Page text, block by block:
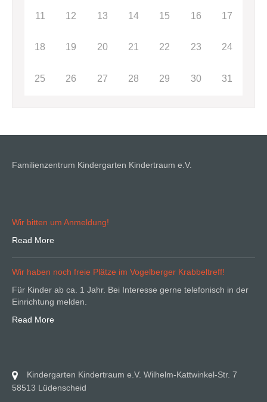
11 12 13 14 15 16 17
18 19 20 21 22 23 24
25 26 27 28 29 30 31
Familienzentrum Kindergarten Kindertraum e.V.
Wir bitten um Anmeldung!
Read More
Wir haben noch freie Plätze im Vogelberger Krabbeltreff!
Für Kinder ab ca. 1 Jahr. Bei Interesse gerne telefonisch in der
Einrichtung melden.
Read More
Kindergarten Kindertraum e.V. Wilhelm-Kattwinkel-Str. 7
58513 Lüdenscheid